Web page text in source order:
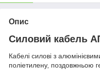
Опис
Силовий кабель
Кабелі силові з
поліетилену, поздовжньою